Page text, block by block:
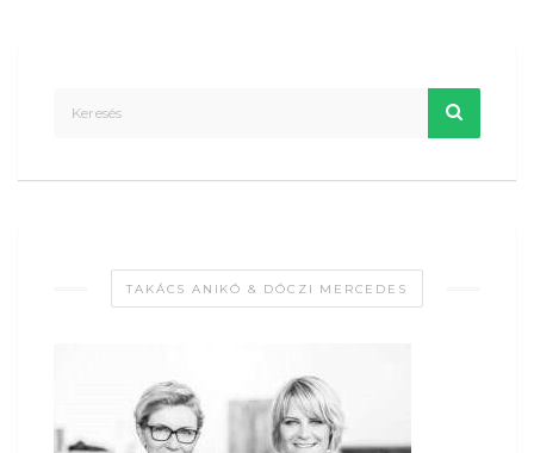
TAKÁCS ANIKÓ & DÓCZI MERCEDES